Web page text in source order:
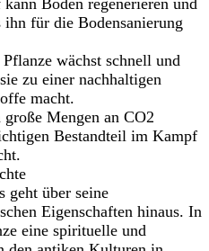
Böden regenerieren und
ihn für die Bodensanierung
wächst schnell und
zu einer nachhaltigen
macht.
Mengen an CO2
Bestandteil im Kampf
geht über seine
Eigenschaften hinaus. In
eine spirituelle und